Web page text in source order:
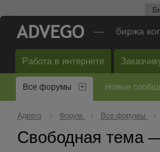
— биржа
Работа в интернете
Все форумы Новые
Адвего Форум Все форумы
Свободная тема